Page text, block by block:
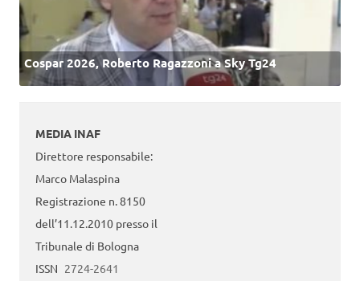
Cospar 2026, Roberto Ragazzoni a Sky Tg24
MEDIA INAF
Direttore responsabile:
Marco Malaspina
Registrazione n. 8150
dell’11.12.2010 presso il
Tribunale di Bologna
ISSN 2724-2641